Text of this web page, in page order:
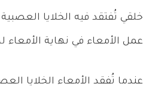
خلقي تُفتقد فيه الخلايا
عمل الأمعاء في نهاية الأمعاء
عندما تُفقد الأمعاء الخلايا